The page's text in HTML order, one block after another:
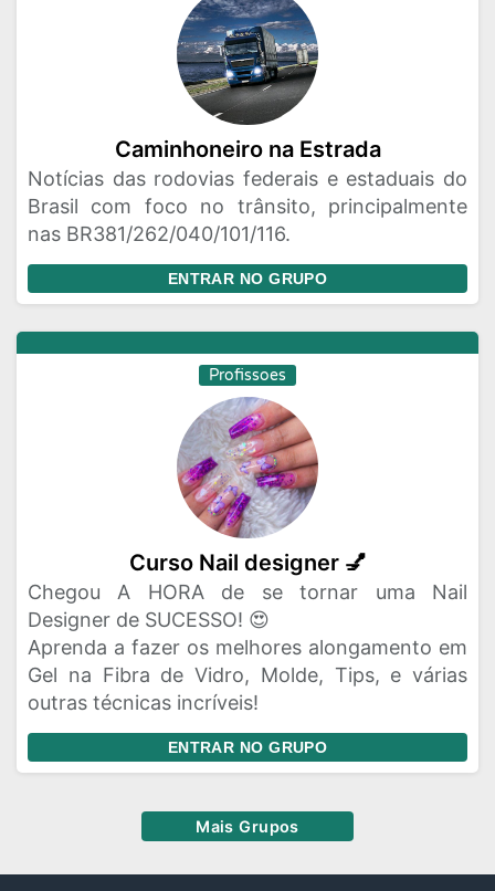
Caminhoneiro na Estrada
Notícias das rodovias federais e estaduais do
Brasil com foco no trânsito, principalmente
nas BR381/262/040/101/116.
ENTRAR NO GRUPO
Profissoes
Curso Nail designer 💅
Chegou A HORA de se tornar uma Nail
Designer de SUCESSO! 😍
Aprenda a fazer os melhores alongamento em
Gel na Fibra de Vidro, Molde, Tips, e várias
outras técnicas incríveis!
ENTRAR NO GRUPO
Mais Grupos